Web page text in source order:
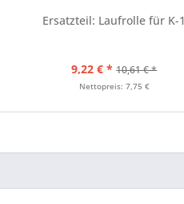
Ersatzteil: Laufrolle für K-1
9,22 € * 10,61 € *
Nettopreis: 7,75 €